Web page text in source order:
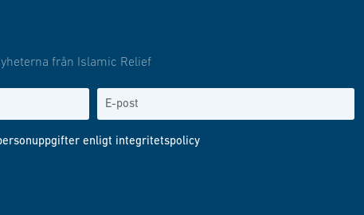
från Islamic Relief
enligt integritetspolicy